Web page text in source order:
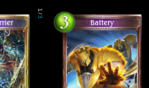
1
/
3